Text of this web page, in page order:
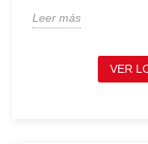
Leer más
VER